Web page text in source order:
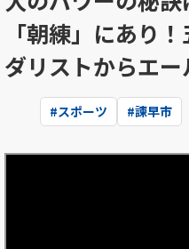
「朝練」にあり
ダリストからエ
#スポーツ #諫早市